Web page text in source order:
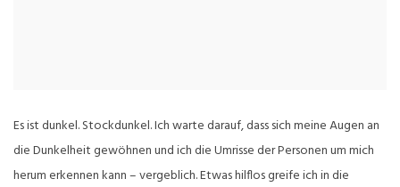
Es ist dunkel. Stockdunkel. Ich warte darauf, dass sich meine Augen an
die Dunkelheit gewöhnen und ich die Umrisse der Personen um mich
herum erkennen kann – vergeblich. Etwas hilflos greife ich in die